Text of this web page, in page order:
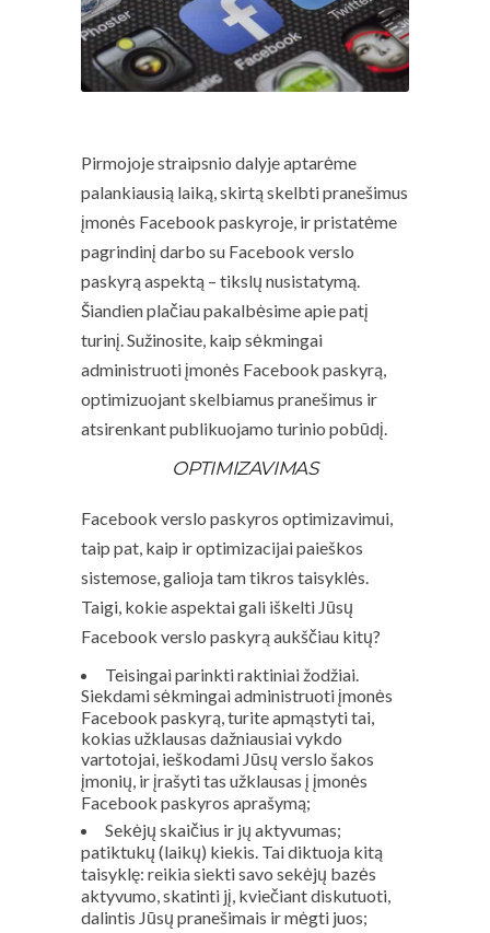
Pirmojoje straipsnio dalyje aptarėme
palankiausią laiką, skirtą skelbti pranešimus
įmonės Facebook paskyroje, ir pristatėme
pagrindinį darbo su Facebook verslo
paskyrą aspektą – tikslų nusistatymą.
Šiandien plačiau pakalbėsime apie patį
turinį. Sužinosite, kaip sėkmingai
administruoti įmonės Facebook paskyrą,
optimizuojant skelbiamus pranešimus ir
atsirenkant publikuojamo turinio pobūdį.
OPTIMIZAVIMAS
Facebook verslo paskyros optimizavimui,
taip pat, kaip ir optimizacijai paieškos
sistemose, galioja tam tikros taisyklės.
Taigi, kokie aspektai gali iškelti Jūsų
Facebook verslo paskyrą aukščiau kitų?
Teisingai parinkti raktiniai žodžiai.
Siekdami sėkmingai administruoti įmonės
Facebook paskyrą, turite apmąstyti tai,
kokias užklausas dažniausiai vykdo
vartotojai, ieškodami Jūsų verslo šakos
įmonių, ir įrašyti tas užklausas į įmonės
Facebook paskyros aprašymą;
Sekėjų skaičius ir jų aktyvumas;
patiktukų (laikų) kiekis. Tai diktuoja kitą
taisyklę: reikia siekti savo sekėjų bazės
aktyvumo, skatinti jį, kviečiant diskutuoti,
dalintis Jūsų pranešimais ir mėgti juos;